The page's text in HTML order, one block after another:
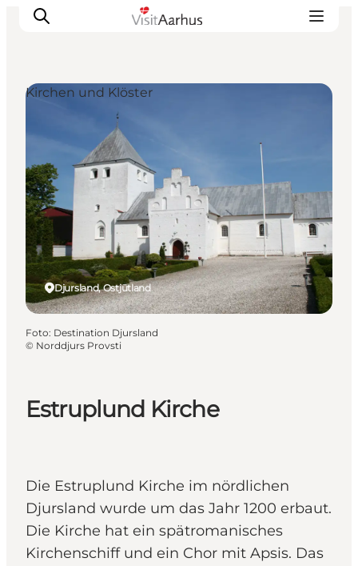
Sehen und erleben
Veranstaltungen
Städte und Regionen
Reiseplanung
Transport
Estruplund Kirche
Die Estruplund Kirche im nördlichen
Djursland wurde um das Jahr 1200 erbaut.
Die Kirche hat ein spätromanisches
Kirchenschiff und ein Chor mit Apsis. Das
Djursland, Ostjütland
Kirchen und Klöster
Foto: Destination Djursland
© Norddjurs Provsti